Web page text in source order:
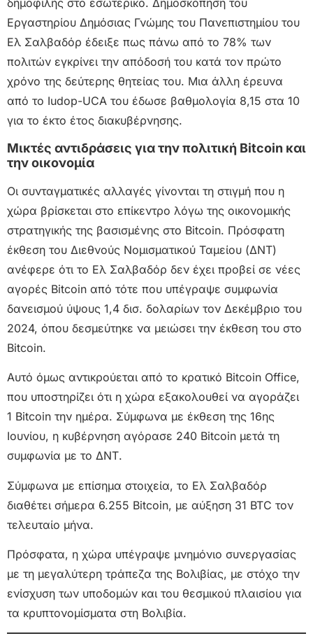
δημοφιλής στο εσωτερικό. Δημοσκόπηση του
Εργαστηρίου Δημόσιας Γνώμης του Πανεπιστημίου του
Ελ Σαλβαδόρ έδειξε πως πάνω από το 78% των
πολιτών εγκρίνει την απόδοσή του κατά τον πρώτο
χρόνο της δεύτερης θητείας του. Μια άλλη έρευνα
από το Iudop-UCA του έδωσε βαθμολογία 8,15 στα 10
για το έκτο έτος διακυβέρνησης.
Μικτές αντιδράσεις για την πολιτική Bitcoin και
την οικονομία
Οι συνταγματικές αλλαγές γίνονται τη στιγμή που η
χώρα βρίσκεται στο επίκεντρο λόγω της οικονομικής
στρατηγικής της βασισμένης στο Bitcoin. Πρόσφατη
έκθεση του Διεθνούς Νομισματικού Ταμείου (ΔΝΤ)
ανέφερε ότι το Ελ Σαλβαδόρ δεν έχει προβεί σε νέες
αγορές Bitcoin από τότε που υπέγραψε συμφωνία
δανεισμού ύψους 1,4 δισ. δολαρίων τον Δεκέμβριο του
2024, όπου δεσμεύτηκε να μειώσει την έκθεση του στο
Bitcoin.
Αυτό όμως αντικρούεται από το κρατικό Bitcoin Office,
που υποστηρίζει ότι η χώρα εξακολουθεί να αγοράζει
1 Bitcoin την ημέρα. Σύμφωνα με έκθεση της 16ης
Ιουνίου, η κυβέρνηση αγόρασε 240 Bitcoin μετά τη
συμφωνία με το ΔΝΤ.
Σύμφωνα με επίσημα στοιχεία, το Ελ Σαλβαδόρ
διαθέτει σήμερα 6.255 Bitcoin, με αύξηση 31 BTC τον
τελευταίο μήνα.
Πρόσφατα, η χώρα υπέγραψε μνημόνιο συνεργασίας
με τη μεγαλύτερη τράπεζα της Βολιβίας, με στόχο την
ενίσχυση των υποδομών και του θεσμικού πλαισίου για
τα κρυπτονομίσματα στη Βολιβία.